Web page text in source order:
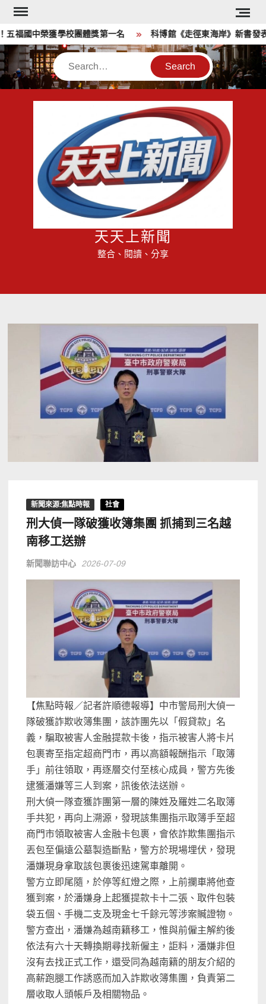
Skip
content
國中榮獲學校團體獎第一名 科博館《走徑東海岸》新書發表
Search
天天上新聞
整合、閱讀、分享
新聞來源:焦點時報 社會
刑大偵一隊破獲收簿集團 抓捕到三名越
南移工送辦
新聞聯訪中心 2026-07-09
【焦點時報／記者許順德報導】中市警局刑大偵一
隊破獲詐欺收簿集團，該詐團先以「假貸款」名
義，騙取被害人金融提款卡後，指示被害人將卡片
包裹寄至指定超商門市，再以高額報酬指示「取簿
手」前往領取，再逐層交付至核心成員，警方先後
逮獲潘嫌等三人到案，訊後依法送辦。
刑大偵一隊查獲詐團第一層的陳姓及羅姓二名取簿
手共犯，再向上溯源，發現該集團指示取簿手至超
商門市領取被害人金融卡包裹，會依詐欺集團指示
丟包至偏遠公墓製造斷點，警方於現場埋伏，發現
潘嫌現身拿取該包裹後迅速駕車離開。
警方立即尾隨，於停等紅燈之際，上前攔車將他查
獲到案，於潘嫌身上起獲提款卡十二張、取件包裝
袋五個、手機二支及現金七千餘元等涉案贓證物。
警方查出，潘嫌為越南籍移工，惟與前僱主解約後
依法有六十天轉換期尋找新僱主，詎料，潘嫌非但
沒有去找正式工作，還受同為越南籍的朋友介紹的
高薪跑腿工作誘惑而加入詐欺收簿集團，負責第二
層收取人頭帳戶及相關物品。